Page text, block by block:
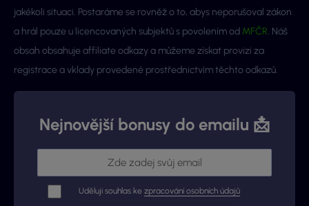
jakékoli situaci. Postaráme se rovněž o to, abys neporušoval zákon
a hrál pouze u licencovaných subjektů s povolením od MFČR. Náš
obsah obsahuje affiliate odkazy a můžeme získat provizi za
registrace a vklady provedené prostřednictvím těchto odkazů.
Nejnovější bonusy do emailu 📩
Uděluji souhlas ke zpracování osobních údajů